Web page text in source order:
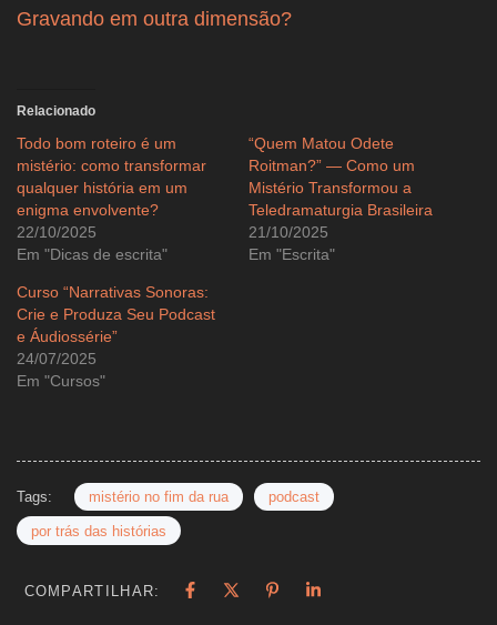
Gravando em outra dimensão?
Relacionado
Todo bom roteiro é um
mistério: como transformar
qualquer história em um
enigma envolvente?
22/10/2025
Em "Dicas de escrita"
“Quem Matou Odete
Roitman?” — Como um
Mistério Transformou a
Teledramaturgia Brasileira
21/10/2025
Em "Escrita"
Curso “Narrativas Sonoras:
Crie e Produza Seu Podcast
e Áudiossérie”
24/07/2025
Em "Cursos"
Tags: mistério no fim da rua podcast
por trás das histórias
COMPARTILHAR: